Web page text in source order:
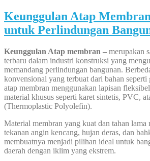
Keunggulan Atap
untuk Perlindungan
Keunggulan Atap membran – merupakan
terbaru dalam industri konstruksi yang
memandang perlindungan bangunan.
konvensional yang terbuat dari bahan seperti
atap membran menggunakan lapisan
material khusus seperti karet sintetis, PVC,
(Thermoplastic Polyolefin).
Material membran yang kuat dan tahan lama
tekanan angin kencang, hujan deras, dan
membuatnya menjadi pilihan ideal untuk
daerah dengan iklim yang ekstrem.